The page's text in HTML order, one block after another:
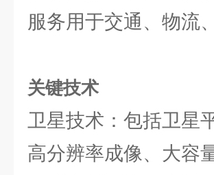
服务用于交通、物流
关键技术
卫星技术：包括卫星
高分辨率成像、大容